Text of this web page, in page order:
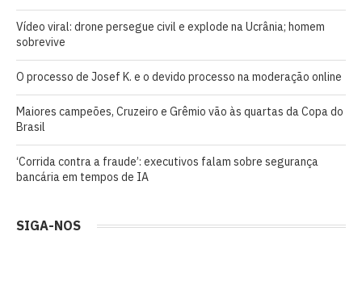
Vídeo viral: drone persegue civil e explode na Ucrânia; homem
sobrevive
O processo de Josef K. e o devido processo na moderação online
Maiores campeões, Cruzeiro e Grêmio vão às quartas da Copa do
Brasil
‘Corrida contra a fraude’: executivos falam sobre segurança
bancária em tempos de IA
SIGA-NOS